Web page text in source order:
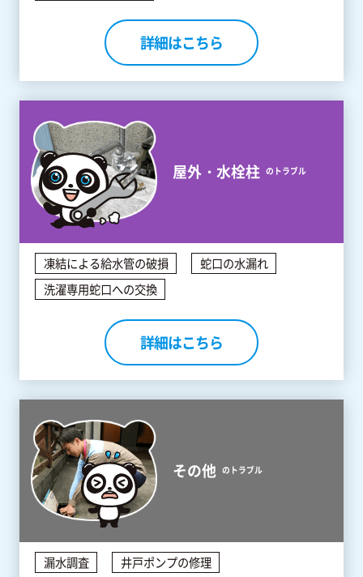
詳細はこちら
屋外・水栓柱 のトラブル
凍結による給水管の破損
蛇口の水漏れ
洗濯専用蛇口への交換
詳細はこちら
その他 のトラブル
漏水調査 井戸ポンプの修理